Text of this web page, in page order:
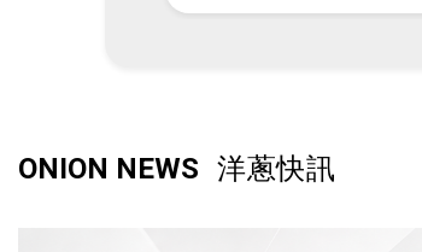
ONION NEWS 洋蔥快訊